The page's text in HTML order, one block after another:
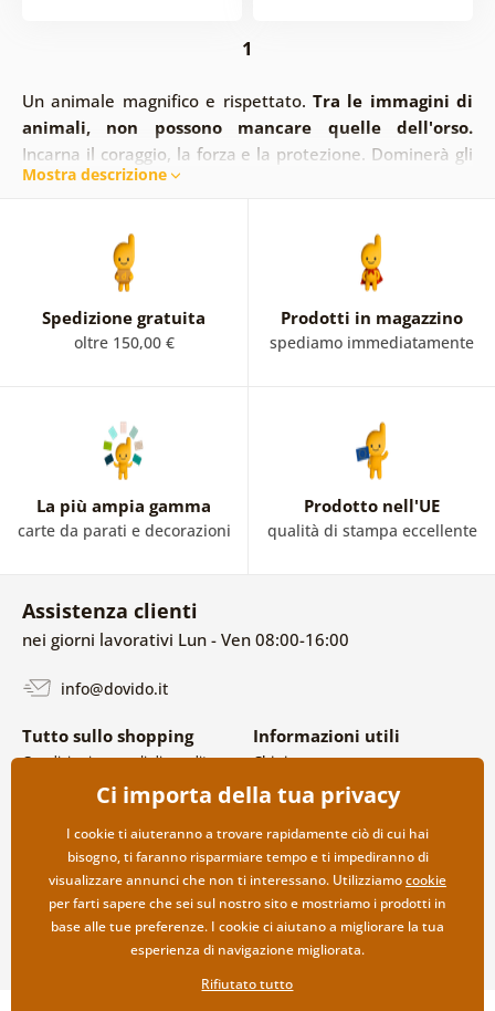
1
Un animale magnifico e rispettato. Tra le immagini di
animali, non possono mancare quelle dell'orso.
Incarna il coraggio, la forza e la protezione. Dominerà gli
interni. Nella nostra offerta troverete un lussuoso orso
con cuffie e un orso senza tempo con un'imitazione di un
quadro. Le nostre immagini di orsi non vi faranno paura,
Mostra descrizione
Spedizione gratuita
oltre 150,00 €
Prodotti in magazzino
spediamo immediatamente
La più ampia gamma
carte da parati e decorazioni
Prodotto nell'UE
qualità di stampa eccellente
Assistenza clienti
nei giorni lavorativi Lun - Ven 08:00-16:00
info@dovido.it
Tutto sullo shopping
Condizioni generali di vendita e
Politica sulla privacy
Opzioni di spedizione e
pagamento
Reso della merce
Informazioni utili
Chi siamo
FAQ
Contatti
Collaborazione all’ingrosso
Ci importa della tua privacy
I cookie ti aiuteranno a trovare rapidamente ciò di cui hai
bisogno, ti faranno risparmiare tempo e ti impediranno di
visualizzare annunci che non ti interessano. Utilizziamocookie
per farti sapere che sei sul nostro sito e mostriamo i prodotti in
base alle tue preferenze. I cookie ci aiutano a migliorare la tua
esperienza di navigazione migliorata.
Rifiutato tutto